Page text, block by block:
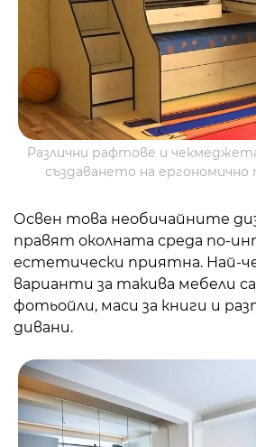
Различни рафтове и
създаването на
Освен това необичайните
правят околната среда по-
естетически приятна. Най-
варианти за такива мебели са
фотьойли, маси за книги и
дивани.